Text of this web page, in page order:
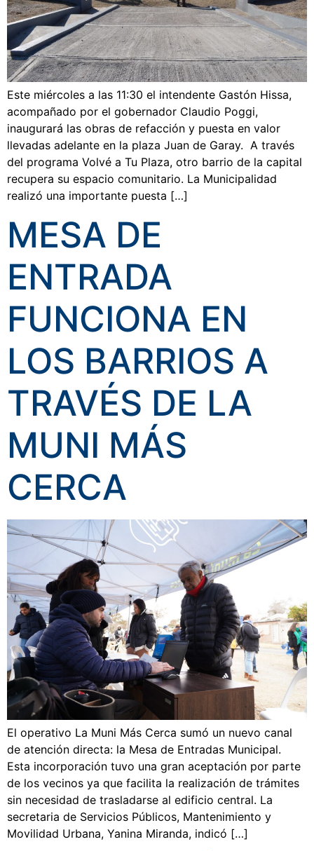
Este miércoles a las 11:30 el intendente Gastón Hissa,
acompañado por el gobernador Claudio Poggi,
inaugurará las obras de refacción y puesta en valor
llevadas adelante en la plaza Juan de Garay. A través
del programa Volvé a Tu Plaza, otro barrio de la capital
recupera su espacio comunitario. La Municipalidad
realizó una importante puesta […]
MESA DE
ENTRADA
FUNCIONA EN
LOS BARRIOS A
TRAVÉS DE LA
MUNI MÁS
CERCA
El operativo La Muni Más Cerca sumó un nuevo canal
de atención directa: la Mesa de Entradas Municipal.
Esta incorporación tuvo una gran aceptación por parte
de los vecinos ya que facilita la realización de trámites
sin necesidad de trasladarse al edificio central. La
secretaria de Servicios Públicos, Mantenimiento y
Movilidad Urbana, Yanina Miranda, indicó […]